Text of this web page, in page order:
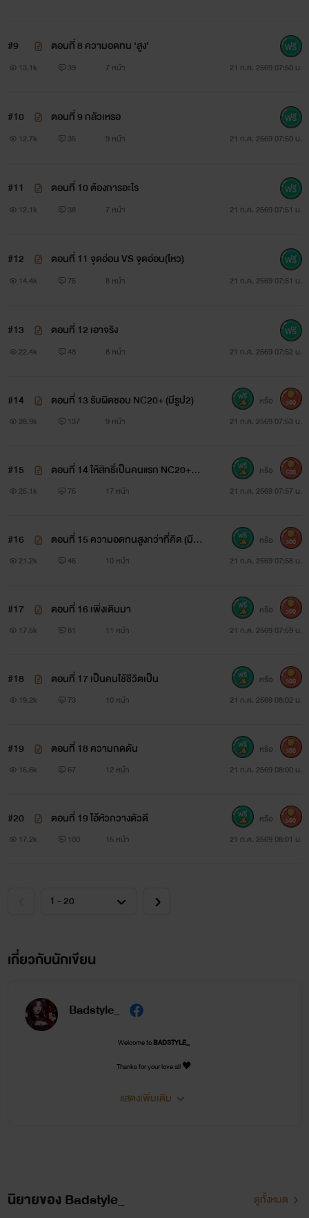
#9 ตอนที่ 8 ความอดทน ‘สูง’
13.1k 39 7 หน้า 21 ก.ค. 2569 07:50 น.
#10 ตอนที่ 9 กลัวเหรอ
12.7k 35 9 หน้า 21 ก.ค. 2569 07:50 น.
#11 ตอนที่ 10 ต้องการอะไร
12.1k 38 7 หน้า 21 ก.ค. 2569 07:51 น.
#12 ตอนที่ 11 จุดอ่อน VS จุดอ่อน(ไหว)
14.4k 75 8 หน้า 21 ก.ค. 2569 07:51 น.
#13 ตอนที่ 12 เอาจริง
22.4k 48 8 หน้า 21 ก.ค. 2569 07:52 น.
#14 ตอนที่ 13 รับผิดชอบ NC20+ (มีรูป2)
28.9k 137 9 หน้า 21 ก.ค. 2569 07:53 น.
หรือ 300
#15
ตอนที่ 14 ให้สิทธิ์เป็นคนแรก NC20+++
(มีรูป)
25.1k 75 17 หน้า 21 ก.ค. 2569 07:57 น.
หรือ 500
#16
ตอนที่ 15 ความอดทนสูงกว่าที่คิด (มีรู
ป)
21.2k 46 10 หน้า 21 ก.ค. 2569 07:58 น.
หรือ 300
#17 ตอนที่ 16 เพิ่งเติมมา
17.5k 81 11 หน้า 21 ก.ค. 2569 07:59 น.
หรือ 300
#18 ตอนที่ 17 เป็นคนใช้ชีวิตเป็น
19.2k 73 10 หน้า 21 ก.ค. 2569 08:02 น.
หรือ 300
#19 ตอนที่ 18 ความกดดัน
16.6k 67 12 หน้า 21 ก.ค. 2569 08:00 น.
หรือ 300
#20 ตอนที่ 19 ไอ้หัวกวางตัวดี
17.2k 100 15 หน้า 21 ก.ค. 2569 08:01 น.
หรือ 500
เกี่ยวกับนักเขียน
Badstyle_
Welcome toBADSTYLE_
Thanks for your love all 🖤
แสดงเพิ่มเติม
นิยายของ Badstyle_ ดูทั้งหมด